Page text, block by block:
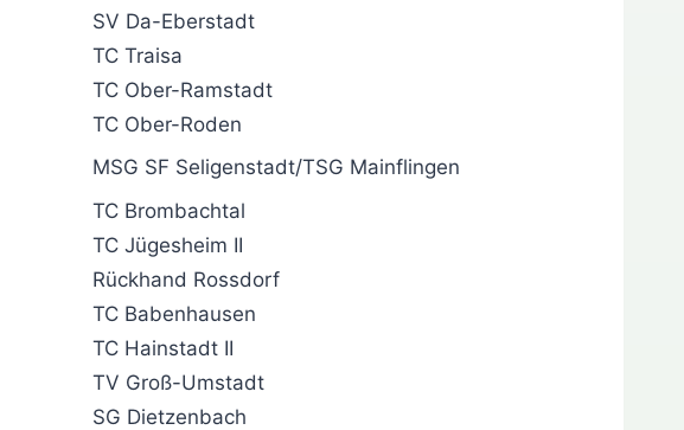
SV Da-Eberstadt
TC Traisa
TC Ober-Ramstadt
TC Ober-Roden
MSG SF Seligenstadt/TSG Mainflingen
TC Brombachtal
TC Jügesheim II
Rückhand Rossdorf
TC Babenhausen
TC Hainstadt II
TV Groß-Umstadt
SG Dietzenbach